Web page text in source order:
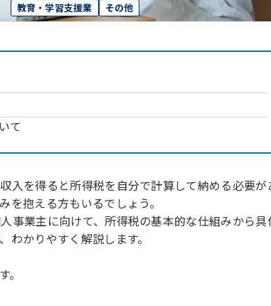
て
入を得ると所得税を自分で計算して納める必要が
を抱える方もいるでしょう。
事業主に向けて、所得税の基本的な仕組みから具
かりやすく解説します。
教育・学習支援業
その他